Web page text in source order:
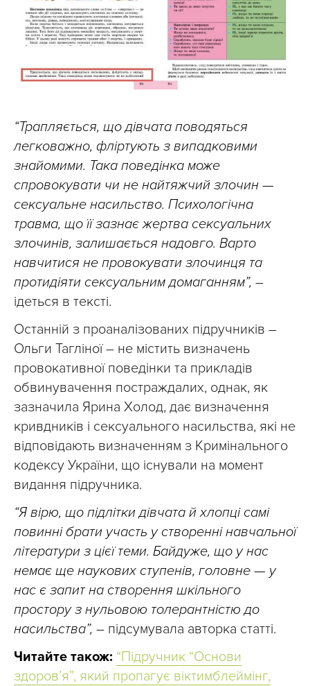
“Трапляється, що дівчата поводяться
легковажно, фліртують з випадковими
знайомими. Така поведінка може
спровокувати чи не найтяжчий злочин —
сексуальне насильство. Психологічна
травма, що її зазнає жертва сексуальних
злочинів, залишається надовго. Варто
навчитися не провокувати злочинця та
протидіяти сексуальним домаганням”, –
ідеться в тексті.
Останній з проаналізованих підручників –
Ольги Тагліної – не містить визначень
провокативної поведінки та прикладів
обвинувачення постраждалих, однак, як
зазначила Ярина Холод, дає визначення
кривдників і сексуального насильства, які не
відповідають визначенням з Кримінального
кодексу України, що існували на момент
видання підручника.
“Я вірю, що підлітки дівчата й хлопці самі
повинні брати участь у створенні навчальної
літератури з цієї теми. Байдуже, що у нас
немає ще наукових ступенів, головне — у
нас є запит на створення шкільного
простору з нульовою толерантністю до
насильства”, – підсумувала авторка статті.
Читайте також: “Підручник “Основи
здоров’я”, який пропагує віктимблеймінг,